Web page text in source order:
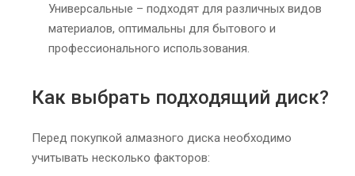
Универсальные – подходят для различных видов
материалов, оптимальны для бытового и
профессионального использования.
Как выбрать подходящий диск?
Перед покупкой алмазного диска необходимо
учитывать несколько факторов: